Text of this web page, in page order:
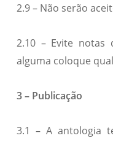
2.9 – Não serão
2.10 – Evite notas
alguma coloque
3 – Publicação
3.1 – A antologia